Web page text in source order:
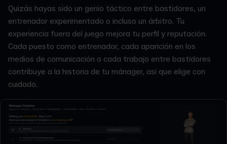
Quizás hayas sido un genio táctico entre bastidores, un
entrenador experimentado o incluso un árbitro. Tu
experiencia fuera del juego mejora tu perfil y reputación.
Cada puesto como entrenador, cada aparición en los
medios de comunicación o cada trabajo entre bastidores
contribuye a la historia de tu mánager, así que elige con
cuidado.